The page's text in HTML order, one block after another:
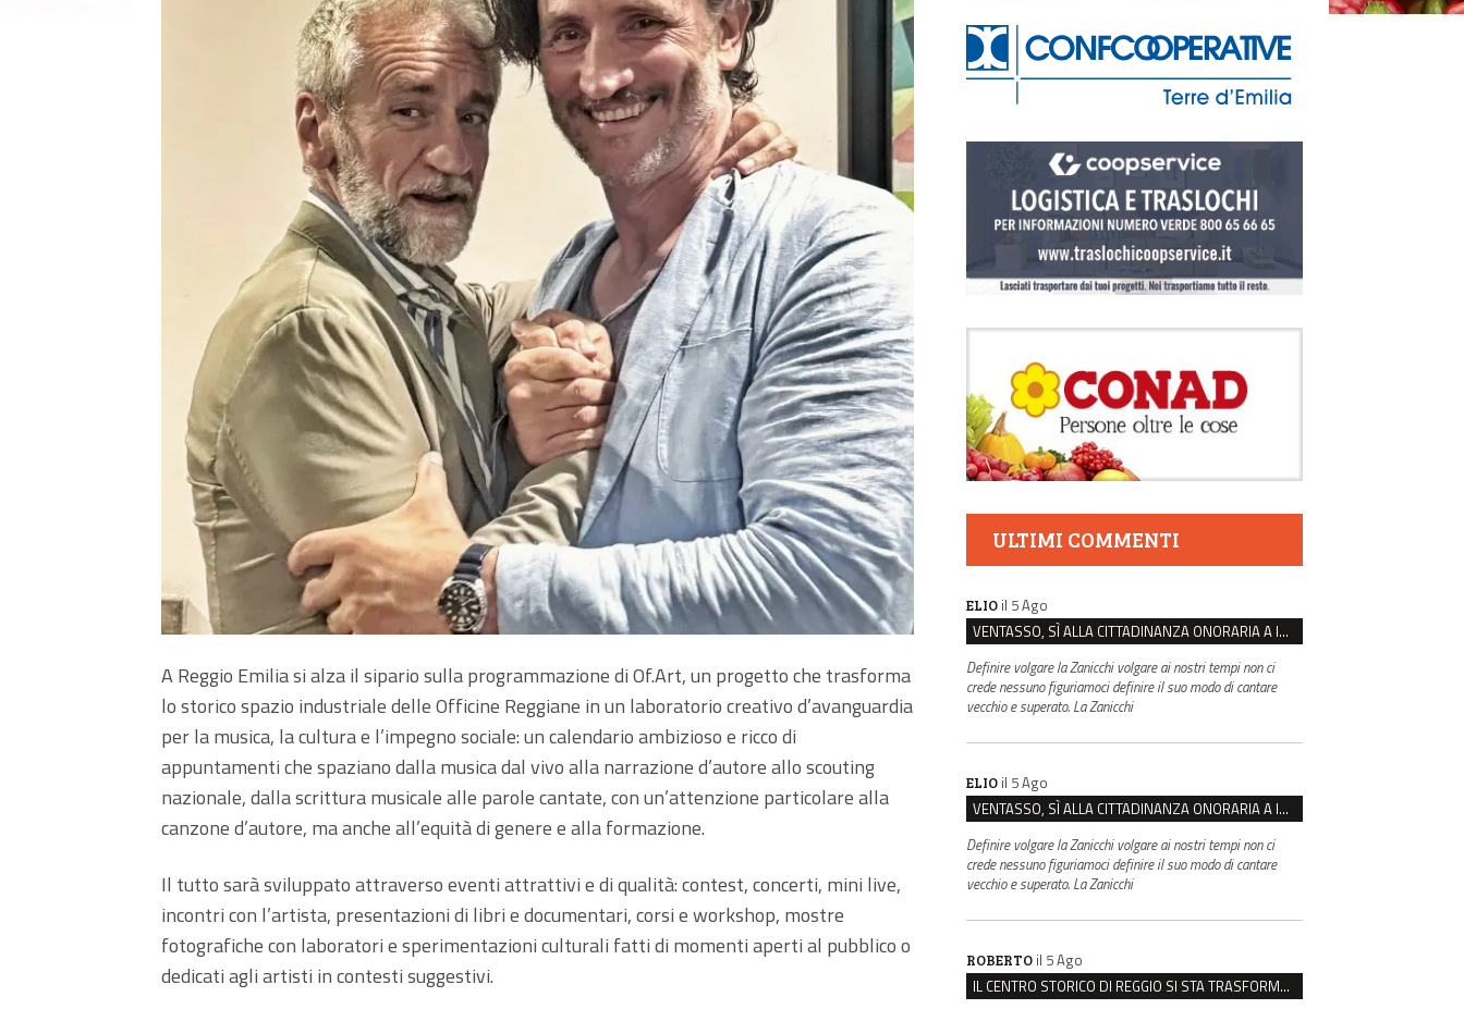
A Reggio Emilia si alza il sipario sulla programmazione di Of.Art, un progetto che trasforma
lo storico spazio industriale delle Officine Reggiane in un laboratorio creativo d’avanguardia
per la musica, la cultura e l’impegno sociale: un calendario ambizioso e ricco di
appuntamenti che spaziano dalla musica dal vivo alla narrazione d’autore allo scouting
nazionale, dalla scrittura musicale alle parole cantate, con un’attenzione particolare alla
canzone d’autore, ma anche all’equità di genere e alla formazione.
Il tutto sarà sviluppato attraverso eventi attrattivi e di qualità: contest, concerti, mini live,
incontri con l’artista, presentazioni di libri e documentari, corsi e workshop, mostre
fotografiche con laboratori e sperimentazioni culturali fatti di momenti aperti al pubblico o
dedicati agli artisti in contesti suggestivi.
ULTIMI COMMENTI
ELIO il 5 Ago
VENTASSO, SÌ ALLA CITTADINANZA ONORARIA A IVA ZANICCHI. MA BARGIACCHI: “È DI PESSIMO GUSTO”
Definire volgare la Zanicchi volgare ai nostri tempi non ci
crede nessuno figuriamoci definire il suo modo di cantare
vecchio e superato. La Zanicchi
ELIO il 5 Ago
VENTASSO, SÌ ALLA CITTADINANZA ONORARIA A IVA ZANICCHI. MA BARGIACCHI: “È DI PESSIMO GUSTO”
Definire volgare la Zanicchi volgare ai nostri tempi non ci
crede nessuno figuriamoci definire il suo modo di cantare
vecchio e superato. La Zanicchi
ROBERTO il 5 Ago
IL CENTRO STORICO DI REGGIO SI STA TRASFORMANDO, E NON IN MEGLIO